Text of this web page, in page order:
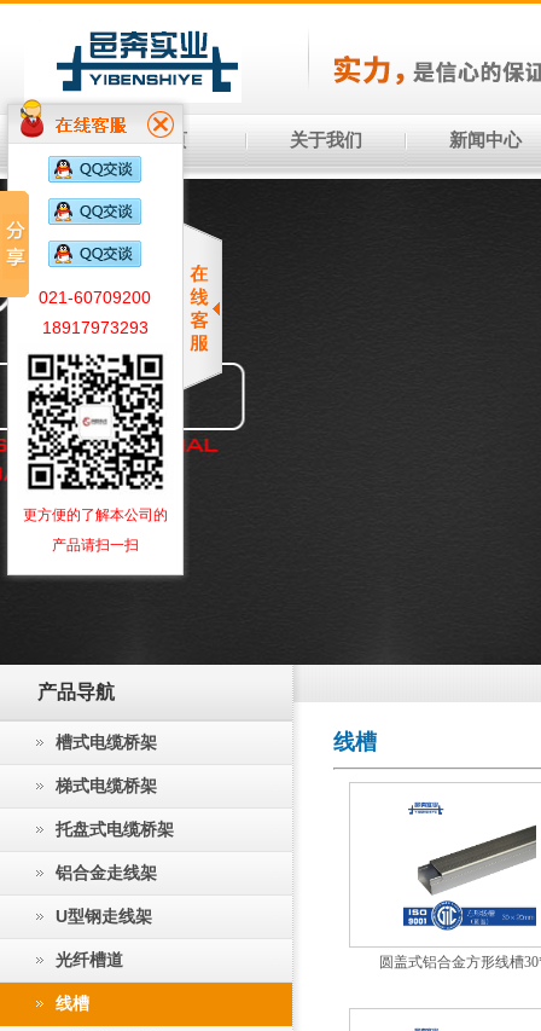
首 页 关于我们 新闻中心
产品导航
槽式电缆桥架
梯式电缆桥架
托盘式电缆桥架
铝合金走线架
U型钢走线架
光纤槽道
线槽
线槽
圆盖式铝合金方形线槽
021-60709200
18917973293
更方便的了解本公司的
产品请扫一扫